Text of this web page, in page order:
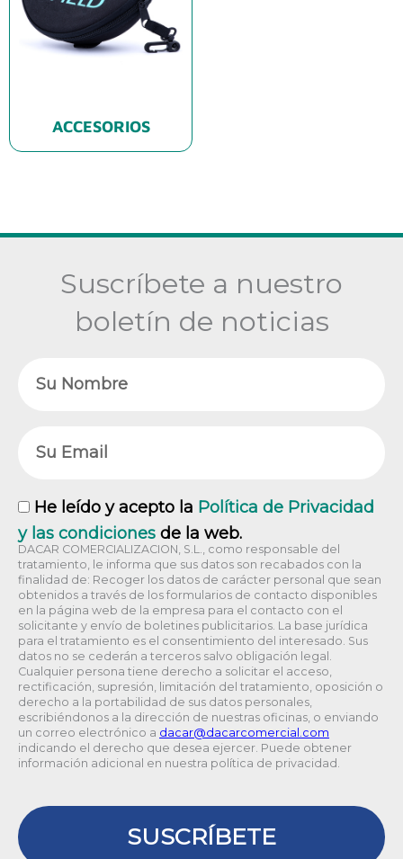
ACCESORIOS
Suscríbete a nuestro
boletín de noticias
RGPD
He leído y acepto la Política de Privacidad
y las condiciones de la web.
DACAR COMERCIALIZACION, S.L., como responsable del
tratamiento, le informa que sus datos son recabados con la
finalidad de: Recoger los datos de carácter personal que sean
obtenidos a través de los formularios de contacto disponibles
en la página web de la empresa para el contacto con el
solicitante y envío de boletines publicitarios. La base jurídica
para el tratamiento es el consentimiento del interesado. Sus
datos no se cederán a terceros salvo obligación legal.
Cualquier persona tiene derecho a solicitar el acceso,
rectificación, supresión, limitación del tratamiento, oposición o
derecho a la portabilidad de sus datos personales,
escribiéndonos a la dirección de nuestras oficinas, o enviando
un correo electrónico a
moc.laicremocracad
@racad
indicando el derecho que desea ejercer. Puede obtener
información adicional en nuestra política de privacidad.
SUSCRÍBETE